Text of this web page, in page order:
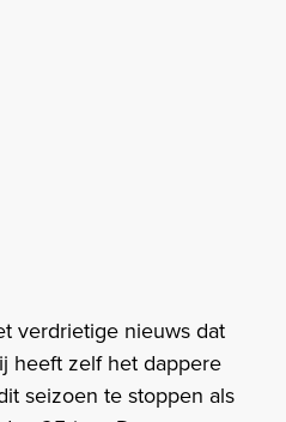
verdrietige nieuws dat
heeft zelf het dappere
seizoen te stoppen als